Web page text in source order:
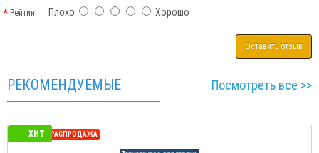
РейтингПлохо Хорошо
Оставить отзыв
РЕКОМЕНДУЕМЫЕ Посмотреть всё >>
ХИТ
СЕЗОННАЯ РАСПРОДАЖА